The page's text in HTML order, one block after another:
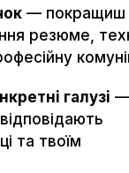
— покращиш
резюме,
галузі —
та твоїм